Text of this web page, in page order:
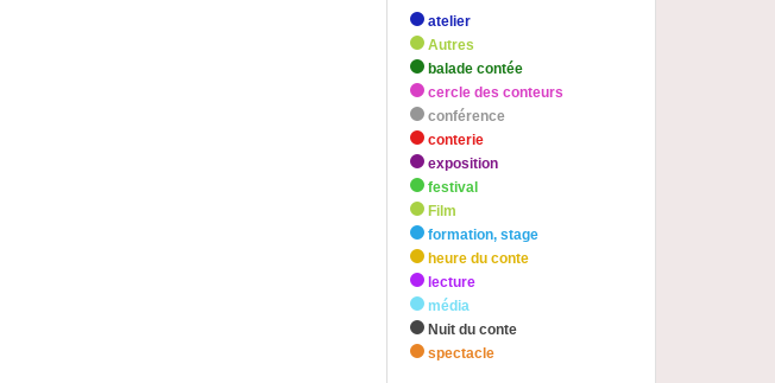
atelier
Autres
balade contée
cercle des conteurs
conférence
conterie
exposition
festival
Film
formation, stage
heure du conte
lecture
média
Nuit du conte
spectacle